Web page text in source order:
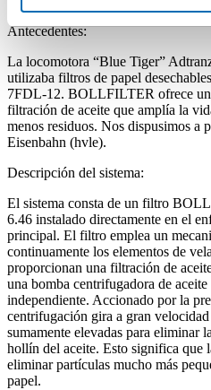
Antecedentes:
La locomotora “Blue Tiger”
utilizaba filtros de papel
7FDL-12. BOLLFILTER ofrece
filtración de aceite que amplía la
menos residuos. Nos dispusimos a
Eisenbahn (hvle).
Descripción del sistema:
El sistema consta de un filtro
6.46 instalado directamente en el
principal. El filtro emplea un
continuamente los elementos de
proporcionan una filtración de
una bomba centrifugadora de
independiente. Accionado por la
centrifugación gira a gran
sumamente elevadas para eliminar
hollín del aceite. Esto significa que
eliminar partículas mucho más
papel.